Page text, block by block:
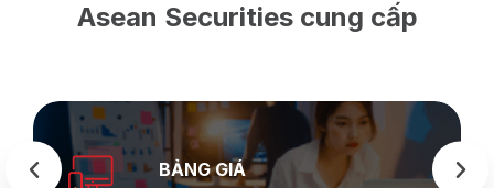
Asean Securities cung cấp
BẢNG GIÁ